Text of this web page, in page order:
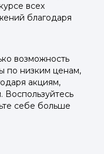
всех
благодаря
возможность
по низким ценам,
акциям,
себе больше